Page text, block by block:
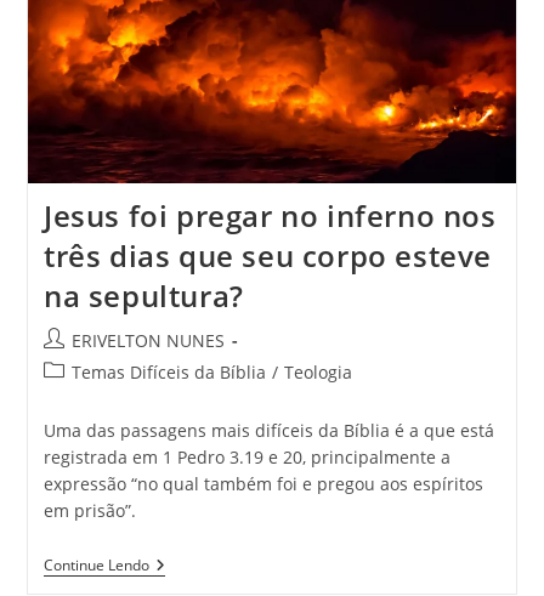
Jesus foi pregar no inferno nos
três dias que seu corpo esteve
na sepultura?
ERIVELTON NUNES
Temas Difíceis da Bíblia / Teologia
Uma das passagens mais difíceis da Bíblia é a que está
registrada em 1 Pedro 3.19 e 20, principalmente a
expressão “no qual também foi e pregou aos espíritos
em prisão”.
Continue Lendo